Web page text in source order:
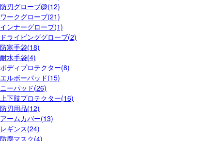
防刃グローブ@(12)
ワークグローブ(21)
インナーグローブ(1)
ドライビンググローブ(2)
防寒手袋(18)
耐水手袋(4)
ボディプロテクター(8)
エルボーパッド(15)
ニーパッド(26)
上下肢プロテクター(16)
防刃用品(12)
アームカバー(13)
レギンス(24)
防塵マスク(4)